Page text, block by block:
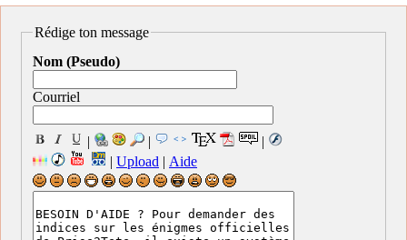
Rédige ton message
Nom (Pseudo)
Courriel
| |
|
| Upload | Aide